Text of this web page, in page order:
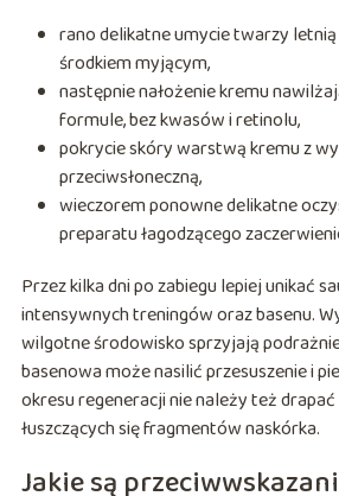
rano delikatne umycie twarzy
środkiem myjącym,
następnie nałożenie kremu
formule, bez kwasów i retinolu,
pokrycie skóry warstwą kremu z
przeciwsłoneczną,
wieczorem ponowne delikatne
preparatu łagodzącego
Przez kilka dni po zabiegu lepiej unikać
intensywnych treningów oraz basenu.
wilgotne środowisko sprzyjają
basenowa może nasilić przesuszenie i
okresu regeneracji nie należy też
łuszczących się fragmentów naskórka.
Jakie są